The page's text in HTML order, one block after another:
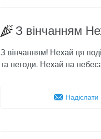
З вінчанням
З вінчанням! Нехай ця
та негоди. Нехай на
Надіслати